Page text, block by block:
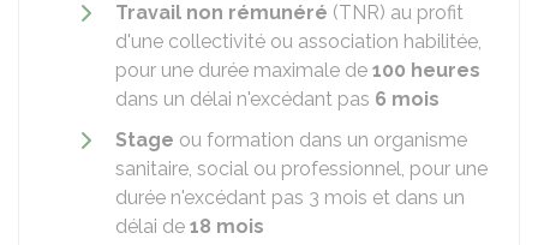
Travail non rémunéré (TNR) au profit
d'une collectivité ou association habilitée,
pour une durée maximale de 100 heures
dans un délai n'excédant pas 6 mois
Stage ou formation dans un organisme
sanitaire, social ou professionnel, pour une
durée n'excédant pas 3 mois et dans un
délai de 18 mois